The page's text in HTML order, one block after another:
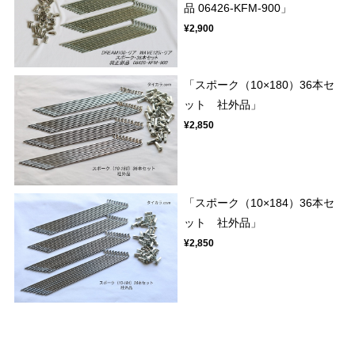
品 06426-KFM-900」
¥2,900
「スポーク（10×180）36本セ
ット 社外品」
¥2,850
「スポーク（10×184）36本セ
ット 社外品」
¥2,850